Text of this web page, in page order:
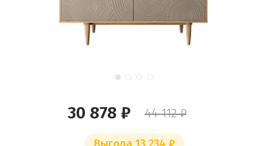
30 878 ₽ 44 112 ₽